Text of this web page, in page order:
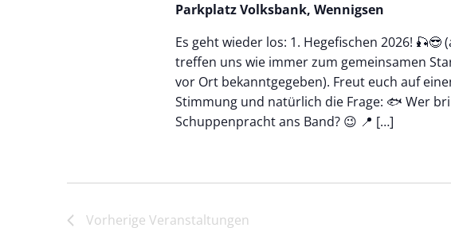
Parkplatz Volksbank, Wennigsen
Es geht wieder los: 1. Hegefischen 2026!
treffen uns wie immer zum gemeinsamen
vor Ort bekanntgegeben). Freut euch auf
Stimmung und natürlich die Frage: 🐟 Wer
Schuppenpracht ans Band? 😉 📍 […]
Vorherige Veranstaltungen